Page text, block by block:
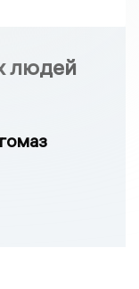
людей